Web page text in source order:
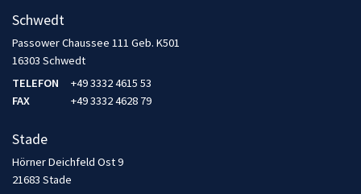
Schwedt
Passower Chaussee 111 Geb. K501
16303 Schwedt
TELEFON
+49 3332 4615 53
FAX
+49 3332 4628 79
Stade
Hörner Deichfeld Ost 9
21683 Stade